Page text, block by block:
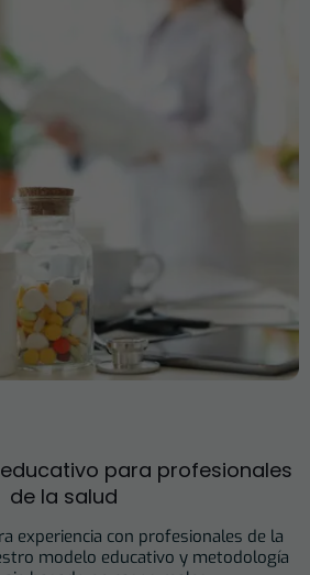
para profesionales
de la salud
experiencia con profesionales de la
modelo educativo y metodología